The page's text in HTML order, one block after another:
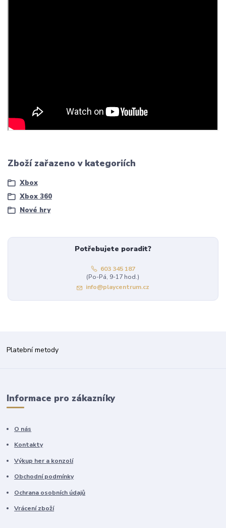
Zboží zařazeno v kategoriích
Xbox
Xbox 360
Nové hry
Potřebujete poradit?
603 345 187
(Po-Pá, 9-17 hod.)
info@playcentrum.cz
Platební metody
Informace pro zákazníky
O nás
Kontakty
Výkup her a konzolí
Obchodní podmínky
Ochrana osobních údajů
Vrácení zboží